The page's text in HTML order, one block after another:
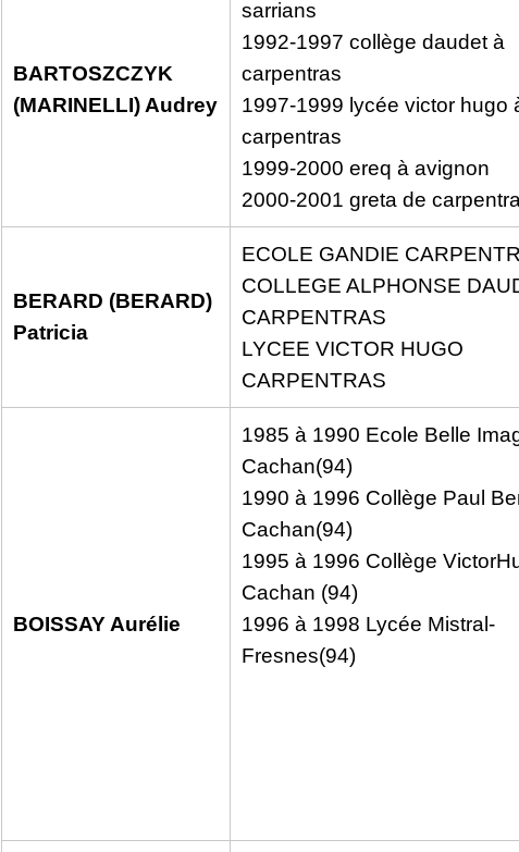
BARTOSZCZYK
(MARINELLI) Audrey
sarrians
1992-1997 collège daudet à
carpentras
1997-1999 lycée victor hugo
carpentras
1999-2000 ereq à avignon
2000-2001 greta de
BERARD (BERARD)
Patricia
ECOLE GANDIE
COLLEGE ALPHONSE
CARPENTRAS
LYCEE VICTOR HUGO
CARPENTRAS
BOISSAY Aurélie
1985 à 1990 Ecole Belle
Cachan(94)
1990 à 1996 Collège Paul
Cachan(94)
1995 à 1996 Collège
Cachan (94)
1996 à 1998 Lycée Mistral-
Fresnes(94)